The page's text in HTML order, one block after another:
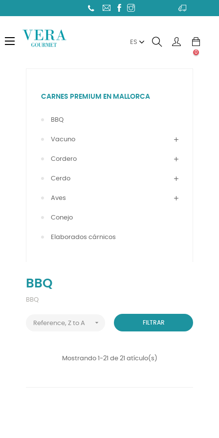
Toggle
☰ ES
0
CARNES PREMIUM EN MALLORCA
BBQ
Vacuno
Cordero
Cerdo
Aves
Conejo
Elaborados cárnicos
BBQ
BBQ
Reference, Z to A  FILTRAR
Mostrando 1-21 de 21 atículo(s)